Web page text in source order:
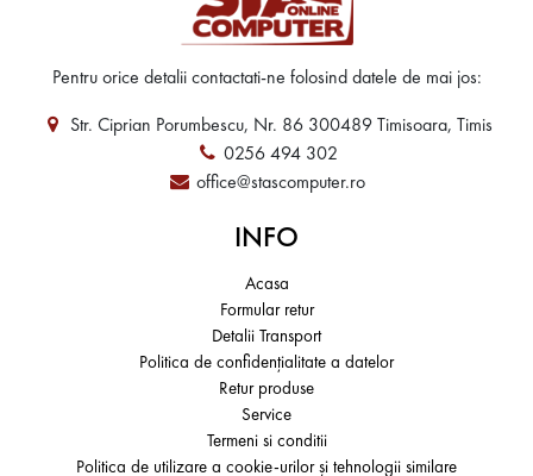
Pentru orice detalii contactati-ne folosind datele de mai jos:
Str. Ciprian Porumbescu, Nr. 86 300489 Timisoara, Timis
0256 494 302
office@stascomputer.ro
INFO
Acasa
Formular retur
Detalii Transport
Politica de confidențialitate a datelor
Retur produse
Service
Termeni si conditii
Politica de utilizare a cookie-urilor și tehnologii similare